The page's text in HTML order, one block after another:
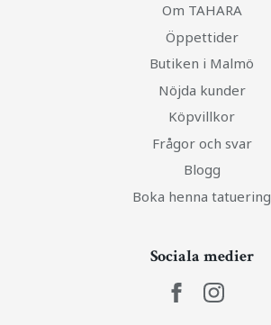
Om TAHARA
Öppettider
Butiken i Malmö
Nöjda kunder
Köpvillkor
Frågor och svar
Blogg
Boka henna tatuering
Sociala medier